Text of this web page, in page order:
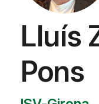
Lluís
Pons